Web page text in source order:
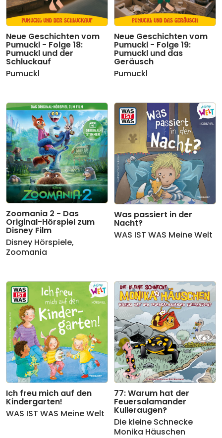
Neue Geschichten vom
Pumuckl - Folge 18:
Pumuckl und der
Schluckauf
Pumuckl
Neue Geschichten vom
Pumuckl - Folge 19:
Pumuckl und das
Geräusch
Pumuckl
Zoomania 2 - Das
Original-Hörspiel zum
Disney Film
Disney Hörspiele,
Zoomania
Was passiert in der
Nacht?
WAS IST WAS Meine Welt
Ich freu mich auf den
Kindergarten!
WAS IST WAS Meine Welt
77: Warum hat der
Feuersalamander
Kulleraugen?
Die kleine Schnecke
Monika Häuschen